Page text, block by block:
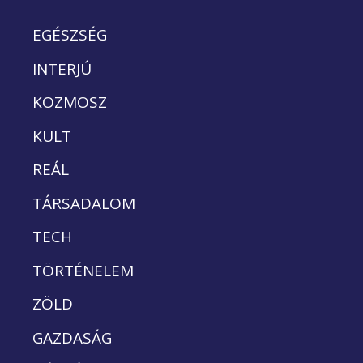
EGÉSZSÉG
INTERJÚ
KOZMOSZ
KULT
REÁL
TÁRSADALOM
TECH
TÖRTÉNELEM
ZÖLD
GAZDASÁG